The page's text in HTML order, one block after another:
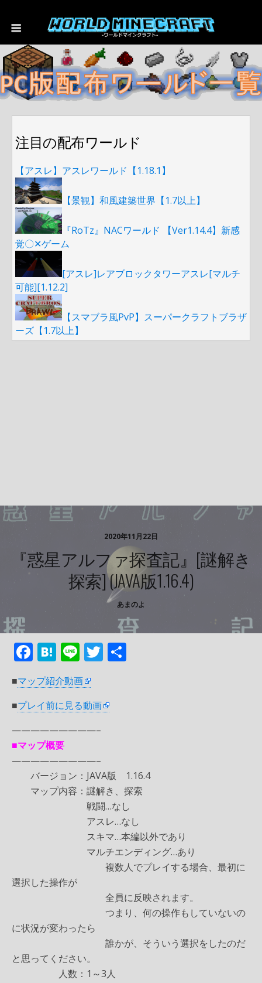
注目の配布ワールド
【アスレ】アスレワールド【1.18.1】
【景観】和風建築世界【1.7以上】
『RoTz』NACワールド 【Ver1.14.4】新感
覚〇✕ゲーム
[アスレ]レアブロックタワーアスレ[マルチ
可能][1.12.2]
【スマブラ風PvP】スーパークラフトブラザ
ーズ【1.7以上】
2020年11月22日
『惑星アルファ探査記』[謎解き
探索] (JAVA版1.16.4)
あまのよ
F
ac
e
b
o
o
k
H
at
e
n
a
Li
n
e
T
er
■マップ紹介動画
■プレイ前に見る動画
—————————–
■マップ概要
—————————–
バージョン：JAVA版 1.16.4
マップ内容：謎解き、探索
戦闘…なし
アスレ…なし
スキマ…本編以外であり
マルチエンディング…あり
複数人でプレイする場合、最初に
選択した操作が
全員に反映されます。
つまり、何の操作もしていないの
に状況が変わったら
誰かが、そういう選択をしたのだ
と思ってください。
人数：1～3人